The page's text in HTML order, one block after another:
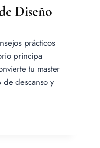
Diseño
prácticos
principal
tu master
descanso y